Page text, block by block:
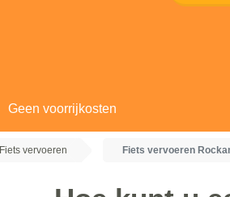
Geen voorrijkosten
Fiets vervoeren Fiets vervoeren